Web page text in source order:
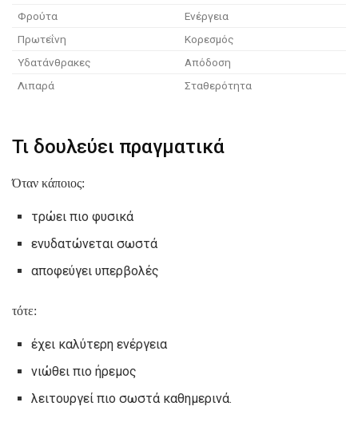
Φρούτα
Ενέργεια
Πρωτεΐνη
Κορεσμός
Υδατάνθρακες
Απόδοση
Λιπαρά
Σταθερότητα
Τι δουλεύει πραγματικά
Όταν κάποιος:
τρώει πιο φυσικά
ενυδατώνεται σωστά
αποφεύγει υπερβολές
τότε:
έχει καλύτερη ενέργεια
νιώθει πιο ήρεμος
λειτουργεί πιο σωστά καθημερινά.